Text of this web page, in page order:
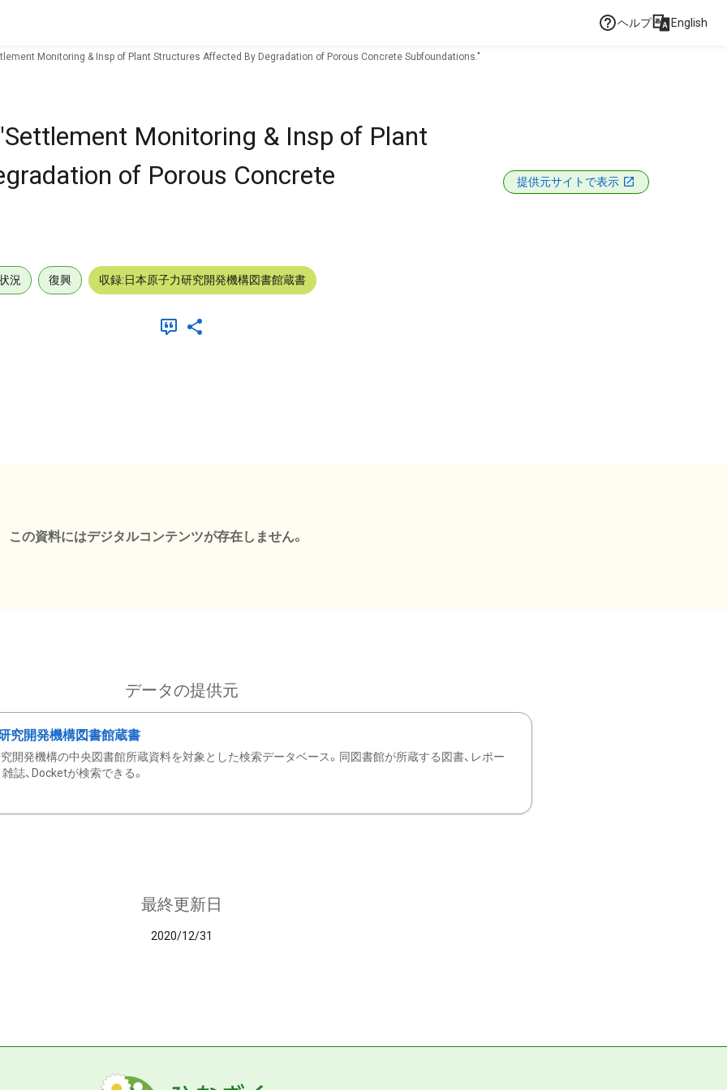
ヘルプ English
Monitoring & Insp of Plant Structures Affected By Degradation of Porous Concrete Subfoundations."
Monitoring & Insp of Plant
of Porous Concrete
提供元サイトで表示
況 復興 収録:日本原子力研究開発機構図書館蔵書
この資料にはデジタルコンテンツが存在しません。
データの提供元
究開発機構図書館蔵書
開発機構の中央図書館所蔵資料を対象とした検索データベース。同図書館が所蔵する図書、レポー
雑誌、Docketが検索できる。
最終更新日
2020/12/31